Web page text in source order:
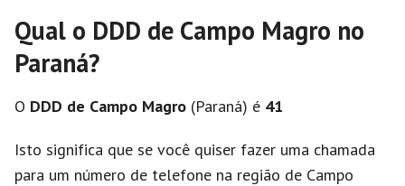
Qual o DDD de Campo Magro no
Paraná?
O DDD de Campo Magro (Paraná) é 41
Isto significa que se você quiser fazer uma chamada
para um número de telefone na região de Campo